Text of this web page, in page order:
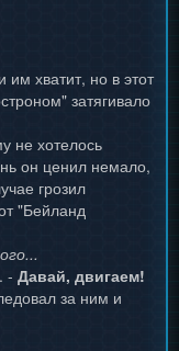
им хватит, но в этот
затягивало
не хотелось
он ценил немало,
грозил
"Бейланд
- Давай, двигаем!
за ним и